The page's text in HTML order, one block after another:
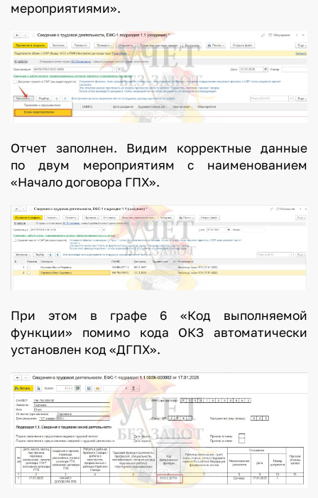
мероприятиями».
Отчет заполнен. Видим корректные данные
по двум мероприятиям с наименованием
«Начало договора ГПХ».
При этом в графе 6 «Код выполняемой
функции» помимо кода ОКЗ автоматически
установлен код «ДГПХ».